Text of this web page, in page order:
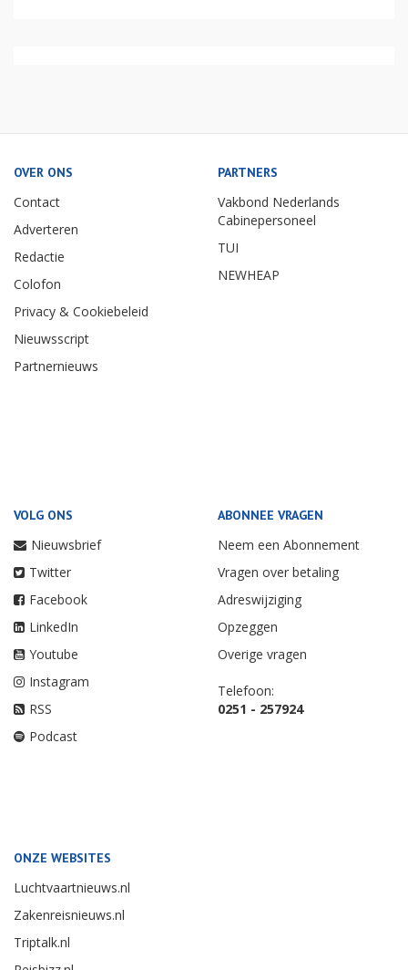
OVER ONS
Contact
Adverteren
Redactie
Colofon
Privacy & Cookiebeleid
Nieuwsscript
Partnernieuws
PARTNERS
Vakbond Nederlands
Cabinepersoneel
TUI
NEWHEAP
VOLG ONS
Nieuwsbrief
Twitter
Facebook
LinkedIn
Youtube
Instagram
RSS
Podcast
ABONNEE VRAGEN
Neem een Abonnement
Vragen over betaling
Adreswijziging
Opzeggen
Overige vragen
Telefoon:
0251 - 257924
ONZE WEBSITES
Luchtvaartnieuws.nl
Zakenreisnieuws.nl
Triptalk.nl